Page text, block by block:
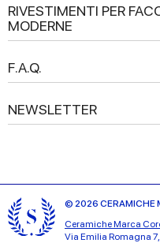
RIVESTIMENTI PER
MODERNE
F.A.Q.
NEWSLETTER
© 2026 CERAMICHE
Ceramiche Marca
Via Emilia Romagna